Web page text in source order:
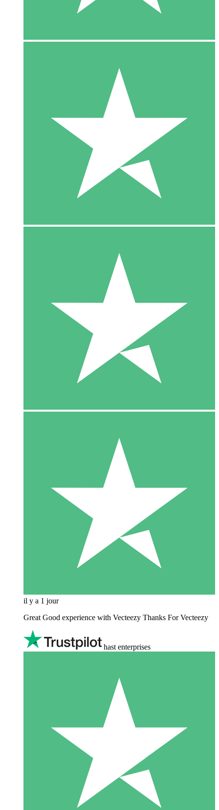
il y a 1 jour
Great Good experience with Vecteezy Thanks For Vecteezy
hast enterprises